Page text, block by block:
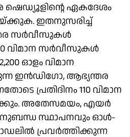
ഷെഡ്യൂളിന്റെ ഏകദേശം
ഇതനുസരിച്ച്
സർവീസുകൾ
വിമാന സർവീസുകൾ
ഓളം വിമാന
ഇൻഡിഗോ, ആഭ്യന്തര
പ്രതിദിനം 110 വിമാന
അതേസമയം, എയർ
അനുബന്ധ സ്ഥാപനവും ഓൾ-
പ്രവർത്തിക്കുന്ന